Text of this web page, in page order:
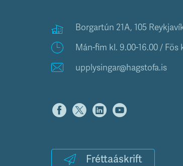
Borgartún 21A, 105
Mán-fim kl. 9.00-16.00 / Fös
upplysingar@hagstofa.is
Fréttaáskrift